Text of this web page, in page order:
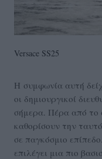
Versace SS25
H συμφωνία αυτή
οι δημιουργικοί
σήμερα. Πέρα από το
καθορίσουν την
σε παγκόσμιο
επιλέγει μια πιο